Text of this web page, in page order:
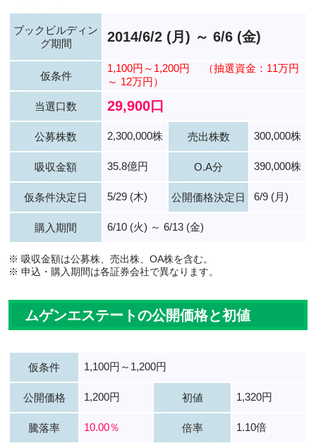
ブックビルディン
グ期間
2014/6/2 (月) ～ 6/6 (金)
仮条件
1,100円～1,200円
（抽選資金：11万円
～ 12万円）
当選口数 29,900口
公募株数 2,300,000株 売出株数 300,000株
吸収金額 35.8億円 O.A分 390,000株
仮条件決定日 5/29 (木) 公開価格決定日 6/9 (月)
購入期間 6/10 (火) ～ 6/13 (金)
※ 吸収金額は公募株、売出株、OA株を含む。
※ 申込・購入期間は各証券会社で異なります。
ムゲンエステートの公開価格と初値
仮条件 1,100円～1,200円
公開価格 1,200円 初値 1,320円
騰落率 10.00％ 倍率 1.10倍